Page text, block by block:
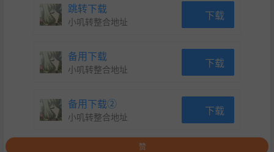
跳转下载
小叽转整合地址 下载
备用下载
小叽转整合地址 下载
备用下载②
小叽转整合地址 下载
赞